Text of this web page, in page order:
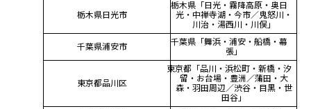
栃木県日光市
栃木県「日光・霧降高原・奥日
光・中禅寺湖・今市／鬼怒川・
川治・湯西川・川俣」
千葉県浦安市
千葉県「舞浜・浦安・船橋・幕
張」
東京都品川区
東京都「品川・浜松町・新橋・汐
留・お台場・豊洲／蒲田・大
森・羽田周辺／渋谷・目黒・世
田谷」